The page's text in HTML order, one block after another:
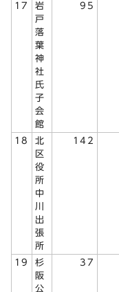
17
岩
戸
落
葉
神
社
氏
子
会
館
95
18
北
区
役
所
中
川
出
張
所
142
19
杉
阪
公
37